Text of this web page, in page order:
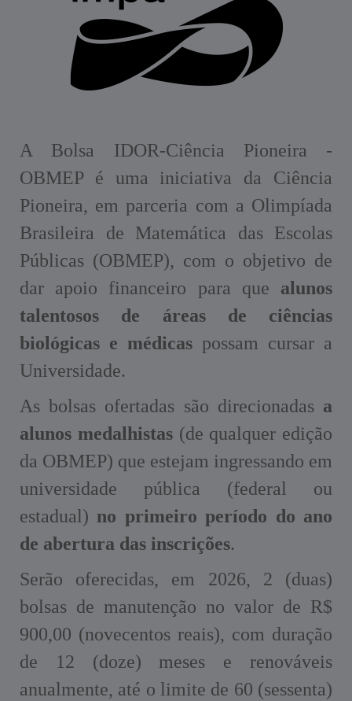
A Bolsa IDOR-Ciência Pioneira -
OBMEP é uma iniciativa da Ciência
Pioneira, em parceria com a Olimpíada
Brasileira de Matemática das Escolas
Públicas (OBMEP), com o objetivo de
dar apoio financeiro para que alunos
talentosos de áreas de ciências
biológicas e médicas possam cursar a
Universidade.
As bolsas ofertadas são direcionadas a
alunos medalhistas(de qualquer edição
da OBMEP) que estejam ingressando em
universidade pública (federal ou
estadual) no primeiro período do ano
de abertura das inscrições.
Serão oferecidas, em 2026, 2 (duas)
bolsas de manutenção no valor de R$
900,00 (novecentos reais), com duração
de 12 (doze) meses e renováveis
anualmente, até o limite de 60 (sessenta)